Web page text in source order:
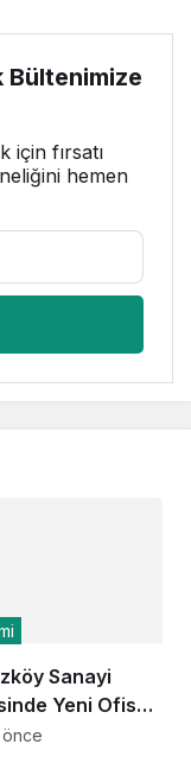
Bültenimize
için fırsatı
hemen
Sanayi
Yeni Ofis
Sunuldu: